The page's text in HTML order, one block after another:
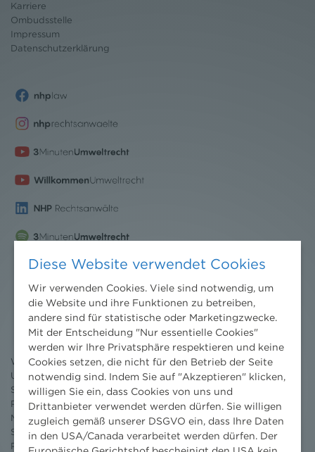
Karriere
Ombudsstelle
Impressum
Datenschutzerklärung
Nachrichten
News aktuell
Newsletter
3 Minuten Umweltrecht
Willkommen Umweltrecht
Umweltrechtsblog
Seminare
Publikationen
Moot Court
Stipendium
Pressebereich
Diese Website verwendet Cookies
Wir verwenden Cookies. Viele sind notwendig, um
die Website und ihre Funktionen zu betreiben,
andere sind für statistische oder Marketingzwecke.
Mit der Entscheidung "Nur essentielle Cookies"
werden wir Ihre Privatsphäre respektieren und keine
Cookies setzen, die nicht für den Betrieb der Seite
notwendig sind. Indem Sie auf "Akzeptieren" klicken,
willigen Sie ein, dass Cookies von uns und
Drittanbieter verwendet werden dürfen. Sie willigen
zugleich gemäß unserer DSGVO ein, dass Ihre Daten
in den USA/Canada verarbeitet werden dürfen. Der
Europäische Gerichtshof bescheinigt den USA kein